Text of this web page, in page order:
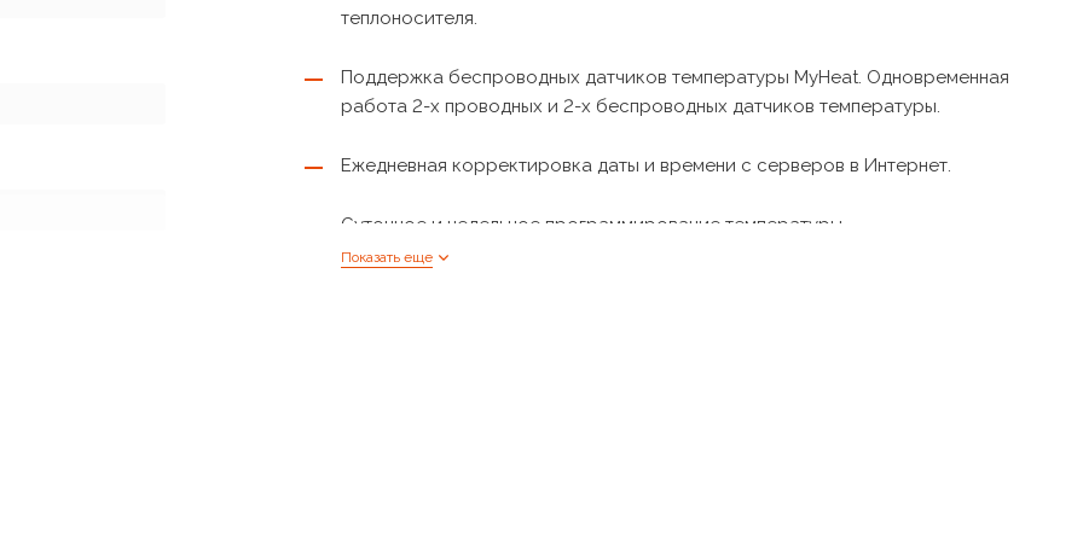
теплоносителя.
Поддержка беспроводных датчиков температуры MyHeat. Одновременная
работа 2-х проводных и 2-х беспроводных датчиков температуры.
Ежедневная корректировка даты и времени с серверов в Интернет.
Суточное и недельное программирование температуры.
Показать еще